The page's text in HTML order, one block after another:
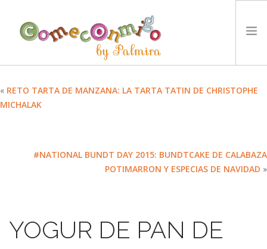
RECETAS
RETOS
SEARCH SITE
« RETO TARTA DE MANZANA: LA TARTA TATIN DE CHRISTOPHE
MICHALAK
#NATIONAL BUNDT DAY 2015: BUNDTCAKE DE CALABAZA
POTIMARRON Y ESPECIAS DE NAVIDAD »
YOGUR DE PAN DE